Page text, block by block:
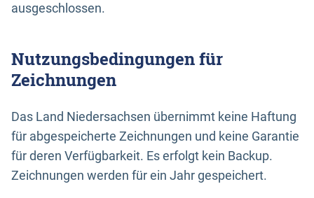
ausgeschlossen.
Nutzungsbedingungen für
Zeichnungen
Das Land Niedersachsen übernimmt keine Haftung
für abgespeicherte Zeichnungen und keine Garantie
für deren Verfügbarkeit. Es erfolgt kein Backup.
Zeichnungen werden für ein Jahr gespeichert.